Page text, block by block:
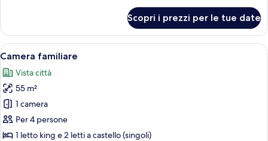
Executive,
accessibile
ai
Scopri i prezzi per le tue date
Apri
tutte
le
foto
per
Camera
familiare
Una camera d'albergo con una
11
Camera familiare
Vista città
55 m²
1 camera
Per 4 persone
1 letto king e 2 letti a castello (singoli)